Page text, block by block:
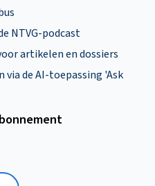
NTVG-podcast
artikelen en dossiers
via de AI-toepassing 'Ask